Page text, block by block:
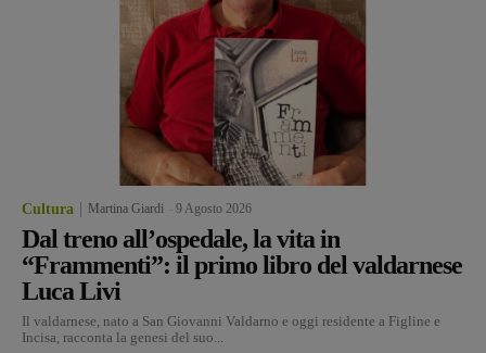
Cultura Martina Giardi 9 Agosto 2026
Dal treno all’ospedale, la vita in
“Frammenti”: il primo libro del valdarnese
Luca Livi
Il valdarnese, nato a San Giovanni Valdarno e oggi residente a Figline e
Incisa, racconta la genesi del suo...